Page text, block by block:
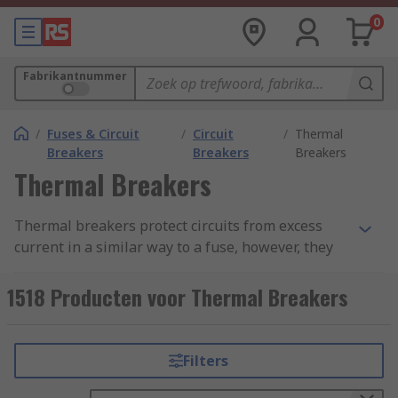
0
Fabrikantnummer
/ Fuses & Circuit
Breakers
/ Circuit
Breakers
/ Thermal
Breakers
Thermal Breakers
Thermal breakers protect circuits from excess
current in a similar way to a fuse, however, they
if tripped. Common types of thermal breakers
include thermal magnetic circuit breakers and
Types of Thermal Breakers
1518 Producten voor Thermal Breakers
Filters